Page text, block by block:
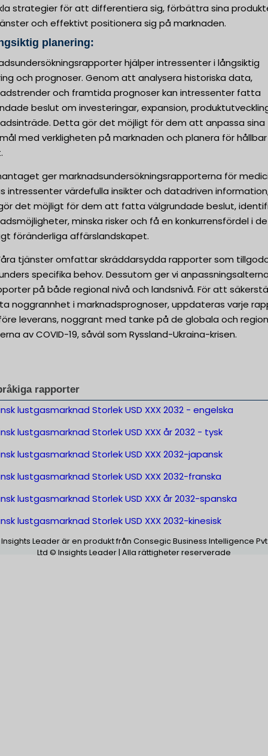
strategier för att differentiera sig, förbättra sina
och effektivt positionera sig på marknaden.
planering:
hjälper intressenter i långsiktig
och prognoser. Genom att analysera historiska data,
och framtida prognoser kan intressenter fatta
beslut om investeringar, expansion,
Detta gör det möjligt för dem att anpassa sina
med verkligheten på marknaden och planera för hållbar
ger marknadsundersökningsrapporterna för
intressenter värdefulla insikter och datadriven
det möjligt för dem att fatta välgrundade beslut,
minska risker och få en konkurrensfördel i
föränderliga affärslandskapet.
tjänster omfattar skräddarsydda rapporter som
specifika behov. Dessutom ger vi
på både regional nivå och landsnivå. För att
noggrannhet i marknadsprognoser, uppdateras varje
leverans, noggrant med tanke på de globala och
av COVID-19, såväl som Ryssland-Ukraina-krisen.
rapporter
lustgasmarknad Storlek USD XXX 2032 - engelska
lustgasmarknad Storlek USD XXX år 2032 - tysk
lustgasmarknad Storlek USD XXX 2032-japansk
lustgasmarknad Storlek USD XXX 2032-franska
lustgasmarknad Storlek USD XXX år 2032-spanska
lustgasmarknad Storlek USD XXX 2032-kinesisk
Insights Leader är en produkt från Consegic Business Intelligence Pvt
Ltd © Insights Leader | Alla rättigheter reserverade